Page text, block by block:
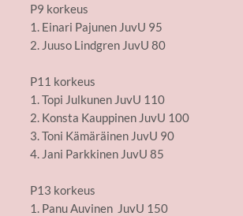
P9 korkeus
1. Einari Pajunen JuvU 95
2. Juuso Lindgren JuvU 80
P11 korkeus
1. Topi Julkunen JuvU 110
2. Konsta Kauppinen JuvU 100
3. Toni Kämäräinen JuvU 90
4. Jani Parkkinen JuvU 85
P13 korkeus
1. Panu Auvinen JuvU 150